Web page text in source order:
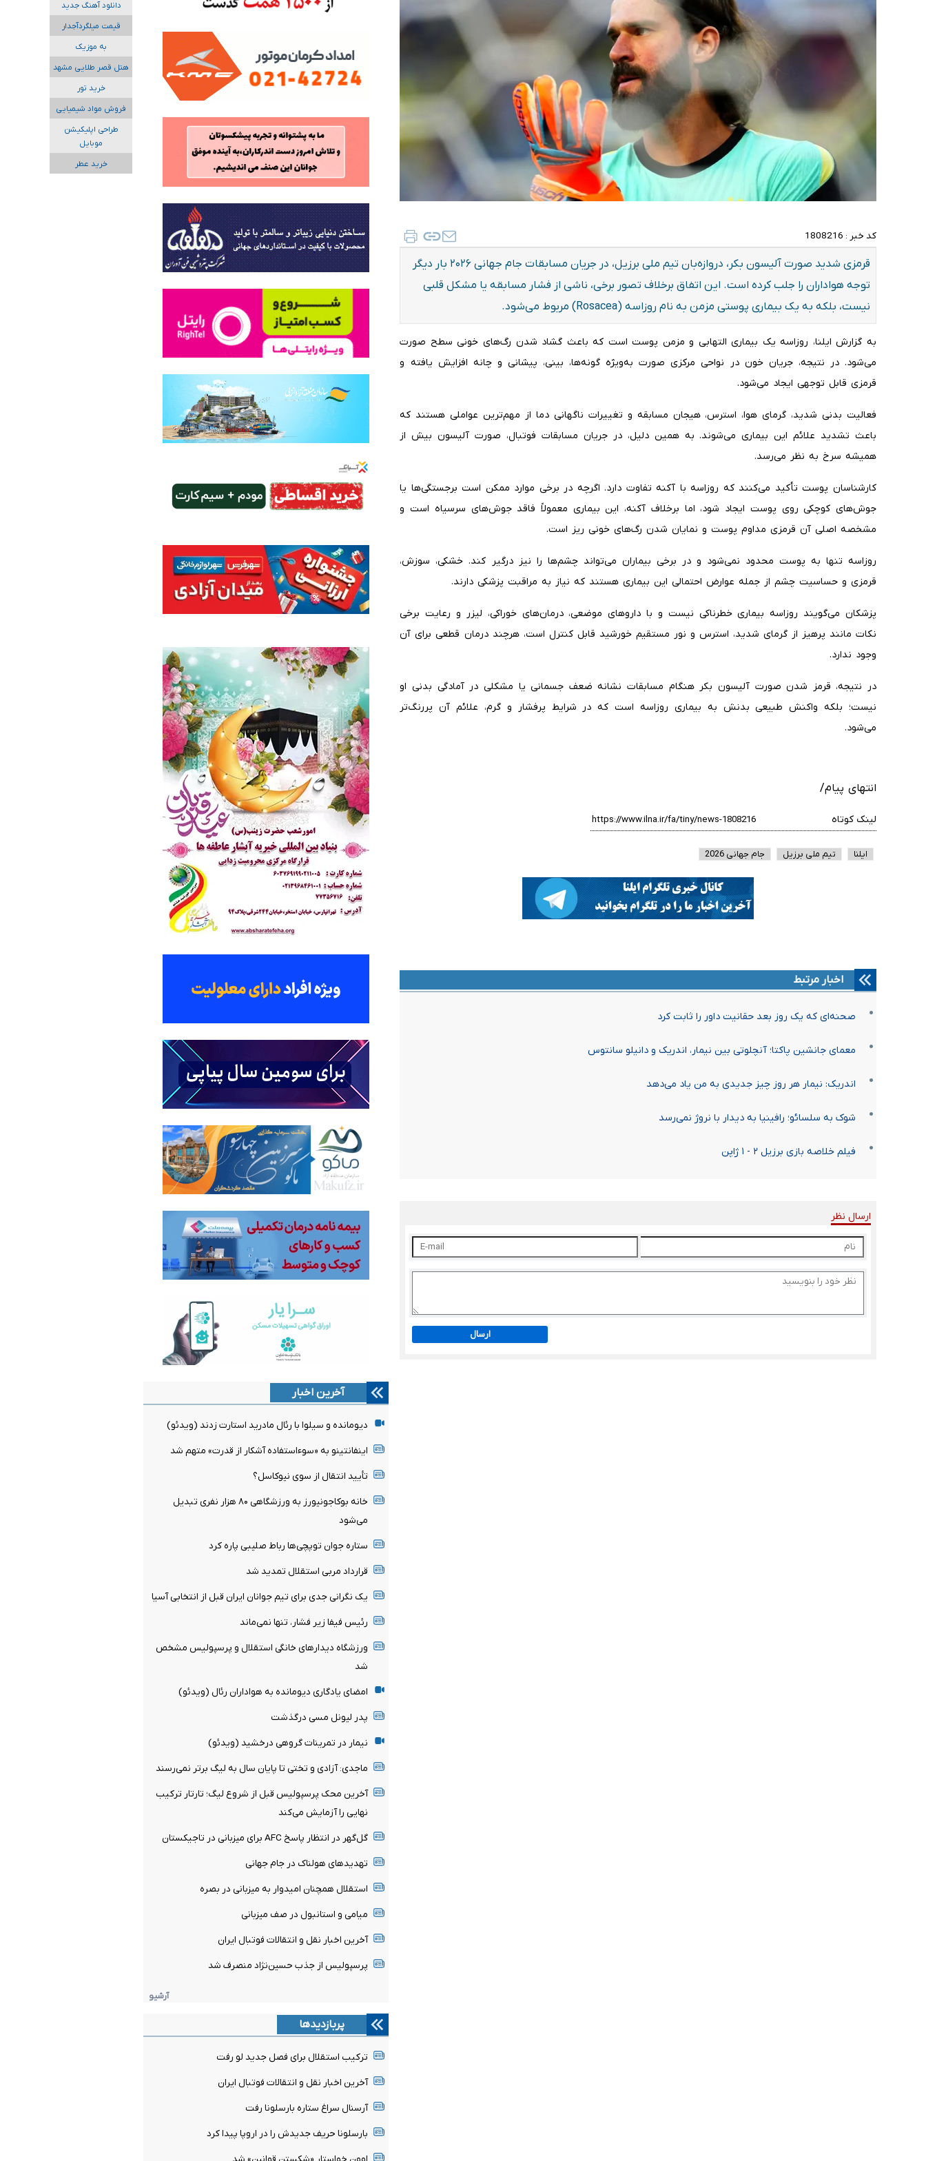
کد خبر : 1808216
قرمزی شدید صورت آلیسون بکر، دروازه‌بان تیم ملی برزیل، در جریان مسابقات جام جهانی ۲۰۲۶ بار دیگر
توجه هواداران را جلب کرده است. این اتفاق برخلاف تصور برخی، ناشی از فشار مسابقه یا مشکل قلبی
نیست، بلکه به یک بیماری پوستی مزمن به نام روزاسه (Rosacea) مربوط می‌شود.
به گزارش ایلنا، روزاسه یک بیماری التهابی و مزمن پوست است که باعث گشاد شدن رگ‌های خونی سطح صورت
می‌شود. در نتیجه، جریان خون در نواحی مرکزی صورت به‌ویژه گونه‌ها، بینی، پیشانی و چانه افزایش یافته و
قرمزی قابل توجهی ایجاد می‌شود.
فعالیت بدنی شدید، گرمای هوا، استرس، هیجان مسابقه و تغییرات ناگهانی دما از مهم‌ترین عواملی هستند که
باعث تشدید علائم این بیماری می‌شوند. به همین دلیل، در جریان مسابقات فوتبال، صورت آلیسون بیش از
همیشه سرخ به نظر می‌رسد.
کارشناسان پوست تأکید می‌کنند که روزاسه با آکنه تفاوت دارد. اگرچه در برخی موارد ممکن است برجستگی‌ها یا
جوش‌های کوچکی روی پوست ایجاد شود، اما برخلاف آکنه، این بیماری معمولاً فاقد جوش‌های سرسیاه است و
مشخصه اصلی آن قرمزی مداوم پوست و نمایان شدن رگ‌های خونی ریز است.
روزاسه تنها به پوست محدود نمی‌شود و در برخی بیماران می‌تواند چشم‌ها را نیز درگیر کند. خشکی، سوزش،
قرمزی و حساسیت چشم از جمله عوارض احتمالی این بیماری هستند که نیاز به مراقبت پزشکی دارند.
پزشکان می‌گویند روزاسه بیماری خطرناکی نیست و با داروهای موضعی، درمان‌های خوراکی، لیزر و رعایت برخی
نکات مانند پرهیز از گرمای شدید، استرس و نور مستقیم خورشید قابل کنترل است، هرچند درمان قطعی برای آن
وجود ندارد.
در نتیجه، قرمز شدن صورت آلیسون بکر هنگام مسابقات نشانه ضعف جسمانی یا مشکلی در آمادگی بدنی او
نیست؛ بلکه واکنش طبیعی بدنش به بیماری روزاسه است که در شرایط پرفشار و گرم، علائم آن پررنگ‌تر
می‌شود.
انتهای پیام/
لینک کوتاه
ایلنا تیم ملی برزیل جام جهانی 2026
اخبار مرتبط
صحنه‌ای که یک روز بعد حقانیت داور را ثابت کرد
معمای جانشین پاکتا؛ آنچلوتی بین نیمار، اندریک و دانیلو سانتوس
اندریک: نیمار هر روز چیز جدیدی به من یاد می‌دهد
شوک به سلسائو؛ رافینیا به دیدار با نروژ نمی‌رسد
فیلم خلاصه بازی برزیل ۲ - ۱ ژاپن
ارسال نظر
ارسال
آخرین اخبار
دیومانده و سیلوا با رئال مادرید استارت زدند (ویدئو)
اینفانتینو به «سوءاستفاده آشکار از قدرت» متهم شد
تأیید انتقال از سوی نیوکاسل؟
خانه بوکاجونیورز به ورزشگاهی ۸۰ هزار نفری تبدیل
می‌شود
ستاره جوان توپچی‌ها رباط صلیبی پاره کرد
قرارداد مربی استقلال تمدید شد
یک نگرانی جدی برای تیم جوانان ایران قبل از انتخابی آسیا
رئیس فیفا زیر فشار، تنها نمی‌ماند
ورزشگاه دیدارهای خانگی استقلال و پرسپولیس مشخص
شد
امضای یادگاری دیومانده به هواداران رئال (ویدئو)
پدر لیونل مسی درگذشت
نیمار در تمرینات گروهی درخشید (ویدئو)
ماجدی: آزادی و تختی تا پایان سال به لیگ برتر نمی‌رسند
آخرین محک پرسپولیس قبل از شروع لیگ؛ تارتار ترکیب
نهایی را آزمایش می‌کند
گل‌گهر در انتظار پاسخ AFC برای میزبانی در تاجیکستان
تهدیدهای هولناک در جام جهانی
استقلال همچنان امیدوار به میزبانی در بصره
میامی و استانبول در صف میزبانی
آخرین اخبار نقل و انتقالات فوتبال ایران
پرسپولیس از جذب حسین‌نژاد منصرف شد
آرشیو
پربازدیدها
ترکیب استقلال برای فصل جدید لو رفت
آخرین اخبار نقل و انتقالات فوتبال ایران
آرسنال سراغ ستاره بارسلونا رفت
بارسلونا حریف جدیدش را در اروپا پیدا کرد
دانلود آهنگ جدید
قیمت میلگردآجدار
به موزیک
هتل قصر طلایی مشهد
خرید تور
فروش مواد شیمیایی
طراحی اپلیکیشن
موبایل
خرید عطر